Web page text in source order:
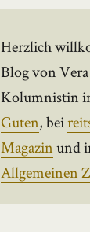
Herzlich
Blog von
Kolumnistin
Guten, bei
Magazinund
Allgemeinen